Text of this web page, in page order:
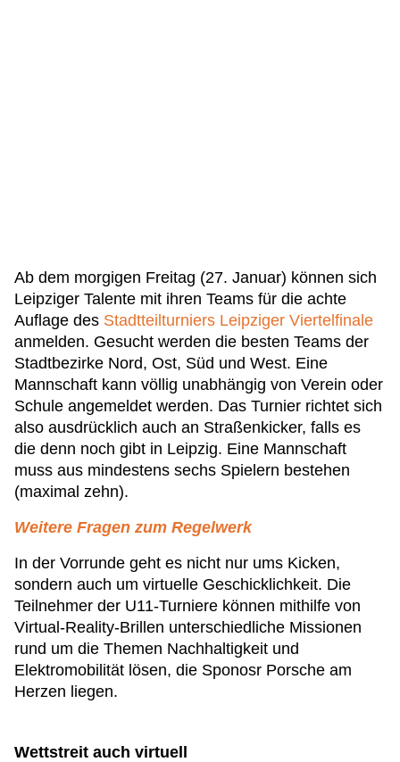
Ab dem morgigen Freitag (27. Januar) können sich
Leipziger Talente mit ihren Teams für die achte
Auflage des Stadtteilturniers Leipziger Viertelfinale
anmelden. Gesucht werden die besten Teams der
Stadtbezirke Nord, Ost, Süd und West. Eine
Mannschaft kann völlig unabhängig von Verein oder
Schule angemeldet werden. Das Turnier richtet sich
also ausdrücklich auch an Straßenkicker, falls es
die denn noch gibt in Leipzig. Eine Mannschaft
muss aus mindestens sechs Spielern bestehen
(maximal zehn).
Weitere Fragen zum Regelwerk
In der Vorrunde geht es nicht nur ums Kicken,
sondern auch um virtuelle Geschicklichkeit. Die
Teilnehmer der U11-Turniere können mithilfe von
Virtual-Reality-Brillen unterschiedliche Missionen
rund um die Themen Nachhaltigkeit und
Elektromobilität lösen, die Sponosr Porsche am
Herzen liegen.
Wettstreit auch virtuell